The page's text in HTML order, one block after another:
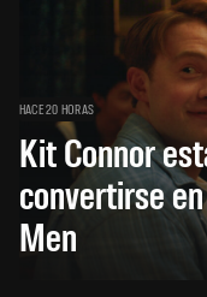
HACE 20 HORAS
Kit Connor
convertirse
Men